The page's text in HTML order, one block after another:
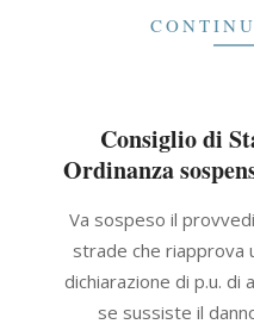
Consiglio di
Ordinanza
06-
Va sospeso il
strade che riapprova
dichiarazione di p.u. di
se sussiste il